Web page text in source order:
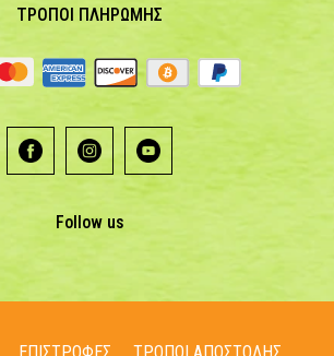
ΤΡΟΠΟΙ ΠΛΗΡΩΜΗΣ
Follow us